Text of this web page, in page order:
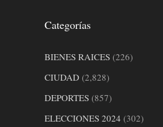
Categorías
BIENES RAICES(226)
CIUDAD(2,828)
DEPORTES(857)
ELECCIONES 2024 (302)